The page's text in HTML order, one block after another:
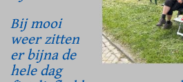
Bij mooi
weer zitten
er bijna de
hele dag